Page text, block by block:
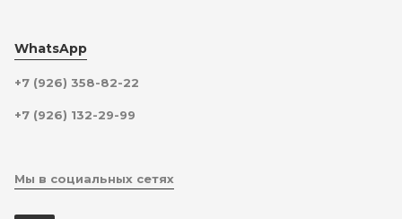
WhatsApp
+7 (926) 358-82-22
+7 (926) 132-29-99
Мы в социальных сетях